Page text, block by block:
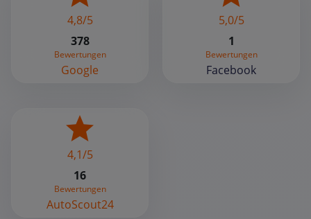
4,8/5
378
Bewertungen
Google
5,0/5
1
Bewertungen
Facebook
4,1/5
16
Bewertungen
AutoScout24